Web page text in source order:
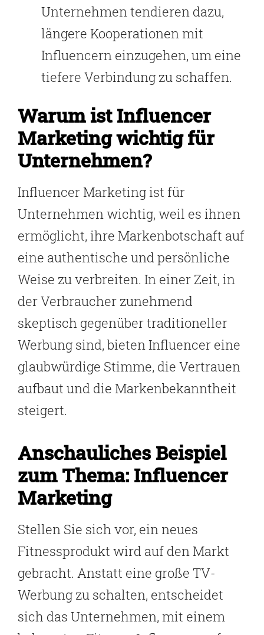
Unternehmen tendieren dazu,
längere Kooperationen mit
Influencern einzugehen, um eine
tiefere Verbindung zu schaffen.
Warum ist Influencer
Marketing wichtig für
Unternehmen?
Influencer Marketing ist für
Unternehmen wichtig, weil es ihnen
ermöglicht, ihre Markenbotschaft auf
eine authentische und persönliche
Weise zu verbreiten. In einer Zeit, in
der Verbraucher zunehmend
skeptisch gegenüber traditioneller
Werbung sind, bieten Influencer eine
glaubwürdige Stimme, die Vertrauen
aufbaut und die Markenbekanntheit
steigert.
Anschauliches Beispiel
zum Thema: Influencer
Marketing
Stellen Sie sich vor, ein neues
Fitnessprodukt wird auf den Markt
gebracht. Anstatt eine große TV-
Werbung zu schalten, entscheidet
sich das Unternehmen, mit einem